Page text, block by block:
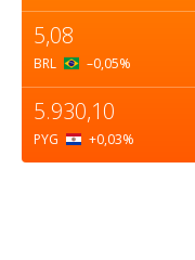
5,08
BRL –0,05%
5.930,10
PYG +0,03%